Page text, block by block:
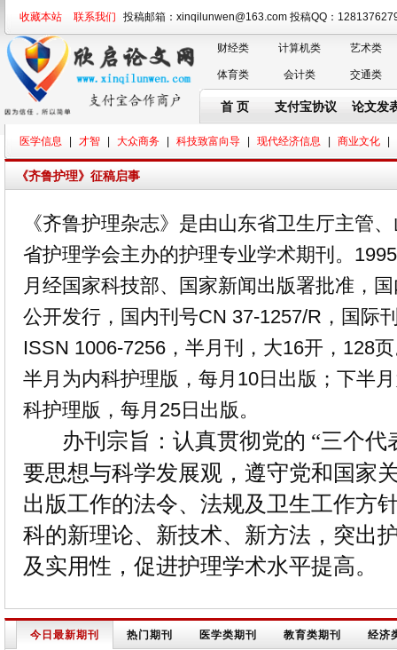
收藏本站 联系我们 投稿邮箱：xinqilunwen@163.com 投稿QQ：
财经类 计算机类 艺术类
体育类 会计类 交通类
首 页 支付宝协议 论文发
医学信息 才智 大众商务 科技致富向导 现代经济信息 商业文化
《齐鲁护理》征稿启事
《齐鲁护理杂志》是由山东省卫生厅主管
省护理学会主办的护理专业学术期刊。
月经国家科技部、国家新闻出版署批准，
公开发行，国内刊号CN 37-1257/R，国际
ISSN 1006-7256，半月刊，大16开，128
半月为内科护理版，每月10日出版；下半
科护理版，每月25日出版。
办刊宗旨：认真贯彻党的 “三个代
要思想与科学发展观，遵守党和国家
出版工作的法令、法规及卫生工作方
科的新理论、新技术、新方法，突出
及实用性，促进护理学术水平提高。
今日最新期刊 热门期刊 医学类期刊 教育类期刊 经济